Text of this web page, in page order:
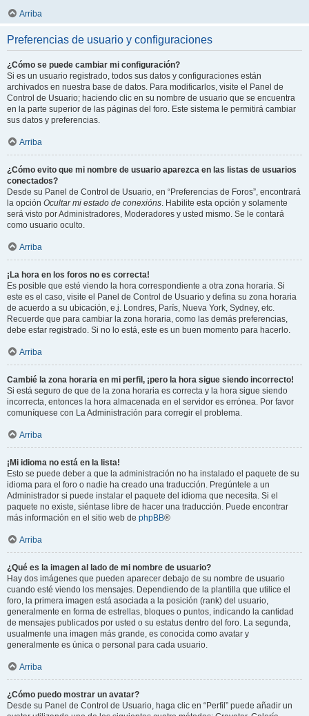
Arriba
Preferencias de usuario y configuraciones
¿Cómo se puede cambiar mi configuración?
Si es un usuario registrado, todos sus datos y configuraciones están
archivados en nuestra base de datos. Para modificarlos, visite el Panel de
Control de Usuario; haciendo clic en su nombre de usuario que se encuentra
en la parte superior de las páginas del foro. Este sistema le permitirá cambiar
sus datos y preferencias.
Arriba
¿Cómo evito que mi nombre de usuario aparezca en las listas de usuarios
conectados?
Desde su Panel de Control de Usuario, en “Preferencias de Foros”, encontrará
la opción Ocultar mi estado de conexións. Habilite esta opción y solamente
será visto por Administradores, Moderadores y usted mismo. Se le contará
como usuario oculto.
Arriba
¡La hora en los foros no es correcta!
Es posible que esté viendo la hora correspondiente a otra zona horaria. Si
este es el caso, visite el Panel de Control de Usuario y defina su zona horaria
de acuerdo a su ubicación, e.j. Londres, París, Nueva York, Sydney, etc.
Recuerde que para cambiar la zona horaria, como las demás preferencias,
debe estar registrado. Si no lo está, este es un buen momento para hacerlo.
Arriba
Cambié la zona horaria en mi perfil, ¡pero la hora sigue siendo incorrecto!
Si está seguro de que de la zona horaria es correcta y la hora sigue siendo
incorrecta, entonces la hora almacenada en el servidor es errónea. Por favor
comuníquese con La Administración para corregir el problema.
Arriba
¡Mi idioma no está en la lista!
Esto se puede deber a que la administración no ha instalado el paquete de su
idioma para el foro o nadie ha creado una traducción. Pregúntele a un
Administrador si puede instalar el paquete del idioma que necesita. Si el
paquete no existe, siéntase libre de hacer una traducción. Puede encontrar
más información en el sitio web de phpBB®
Arriba
¿Qué es la imagen al lado de mi nombre de usuario?
Hay dos imágenes que pueden aparecer debajo de su nombre de usuario
cuando esté viendo los mensajes. Dependiendo de la plantilla que utilice el
foro, la primera imagen está asociada a la posición (rank) del usuario,
generalmente en forma de estrellas, bloques o puntos, indicando la cantidad
de mensajes publicados por usted o su estatus dentro del foro. La segunda,
usualmente una imagen más grande, es conocida como avatar y
generalmente es única o personal para cada usuario.
Arriba
¿Cómo puedo mostrar un avatar?
Desde su Panel de Control de Usuario, haga clic en “Perfil” puede añadir un